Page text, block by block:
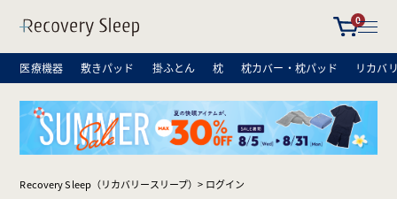
0
医療機器 敷きパッド 掛ふとん 枕 枕カバー・枕パッド リカバ
Recovery Sleep（リカバリースリープ） ログイン